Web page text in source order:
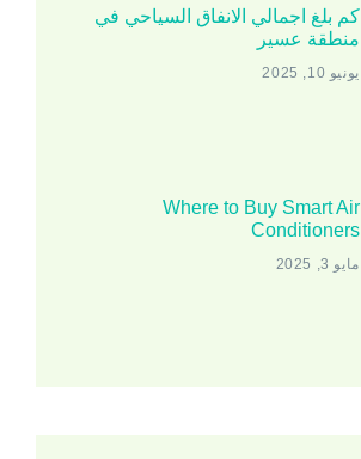
كم بلغ اجمالي الانفاق السياحي في
منطقة عسير
يونيو 10, 2025
Where to Buy Smart Air
Conditioners
مايو 3, 2025